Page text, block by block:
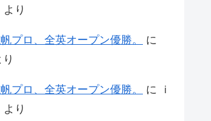
より
プロ、全英オープン優勝。
に
り
プロ、全英オープン優勝。 に
ｉ
より